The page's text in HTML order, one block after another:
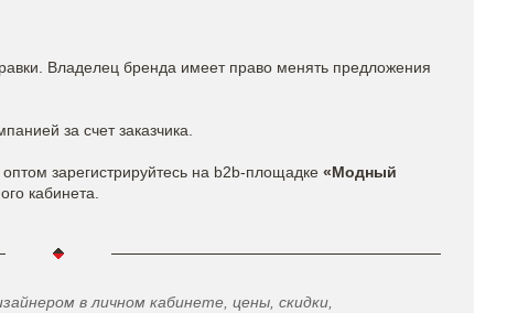
Владелец бренда имеет право менять предложения
за счет заказчика.
оптом зарегистрируйтесь на b2b-площадке «Модный
кабинета.
в личном кабинете, цены, скидки,